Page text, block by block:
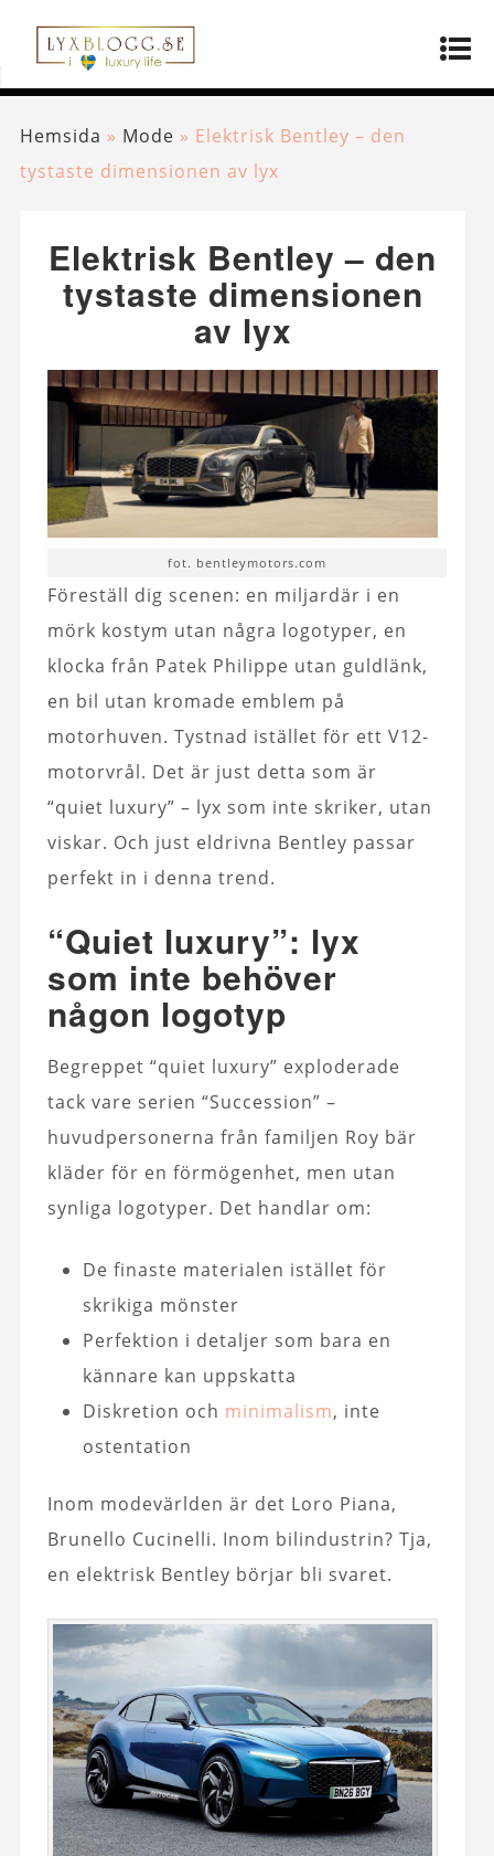
Hemsida » Mode » Elektrisk Bentley – den
tystaste dimensionen av lyx
Elektrisk Bentley – den
tystaste dimensionen
av lyx
fot. bentleymotors.com
Föreställ dig scenen: en miljardär i en
mörk kostym utan några logotyper, en
klocka från Patek Philippe utan guldlänk,
en bil utan kromade emblem på
motorhuven. Tystnad istället för ett V12-
motorvrål. Det är just detta som är
“quiet luxury” – lyx som inte skriker, utan
viskar. Och just eldrivna Bentley passar
perfekt in i denna trend.
“Quiet luxury”: lyx
som inte behöver
någon logotyp
Begreppet “quiet luxury” exploderade
tack vare serien “Succession” –
huvudpersonerna från familjen Roy bär
kläder för en förmögenhet, men utan
synliga logotyper. Det handlar om:
De finaste materialen istället för
skrikiga mönster
Perfektion i detaljer som bara en
kännare kan uppskatta
Diskretion och minimalism, inte
ostentation
Inom modevärlden är det Loro Piana,
Brunello Cucinelli. Inom bilindustrin? Tja,
en elektrisk Bentley börjar bli svaret.